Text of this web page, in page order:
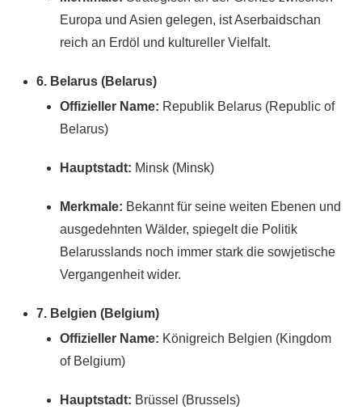
Europa und Asien gelegen, ist Aserbaidschan
reich an Erdöl und kultureller Vielfalt.
6. Belarus (Belarus)
Offizieller Name: Republik Belarus (Republic of
Belarus)
Hauptstadt: Minsk (Minsk)
Merkmale: Bekannt für seine weiten Ebenen und
ausgedehnten Wälder, spiegelt die Politik
Belarusslands noch immer stark die sowjetische
Vergangenheit wider.
7. Belgien (Belgium)
Offizieller Name: Königreich Belgien (Kingdom
of Belgium)
Hauptstadt: Brüssel (Brussels)